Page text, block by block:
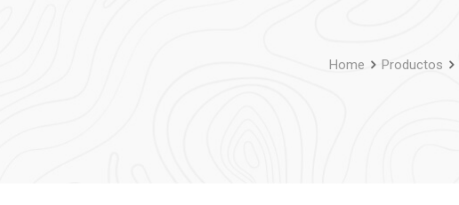
Home Productos